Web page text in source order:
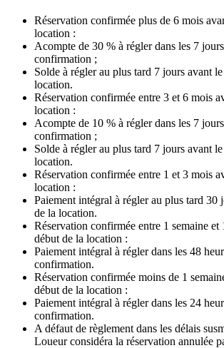
Réservation confirmée plus de 6 mois
location :
Acompte de 30 % à régler dans les 7
confirmation ;
Solde à régler au plus tard 7 jours avant
location.
Réservation confirmée entre 3 et 6 mois
location :
Acompte de 10 % à régler dans les 7
confirmation ;
Solde à régler au plus tard 7 jours avant
location.
Réservation confirmée entre 1 et 3 mois
location :
Paiement intégral à régler au plus tard 30
de la location.
Réservation confirmée entre 1 semaine et
début de la location :
Paiement intégral à régler dans les 48
confirmation.
Réservation confirmée moins de 1
début de la location :
Paiement intégral à régler dans les 24
confirmation.
A défaut de règlement dans les délais
Loueur considéra la réservation annulée